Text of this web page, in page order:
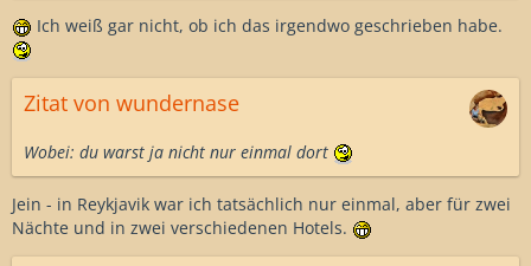
Ich weiß gar nicht, ob ich das irgendwo geschrieben habe.
Zitat von wundernase
Wobei: du warst ja nicht nur einmal dort
Jein - in Reykjavik war ich tatsächlich nur einmal, aber für zwei
Nächte und in zwei verschiedenen Hotels.